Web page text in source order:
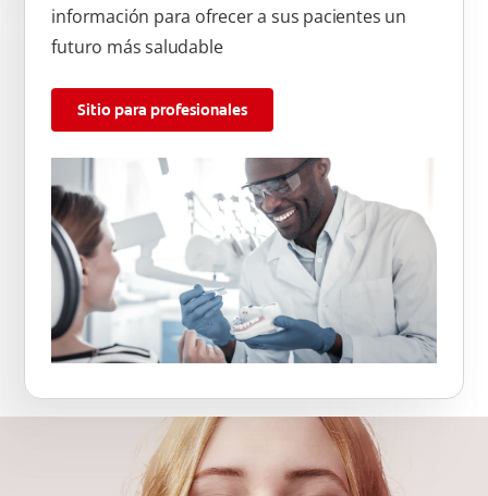
información para ofrecer a sus pacientes un
futuro más saludable
Sitio para profesionales